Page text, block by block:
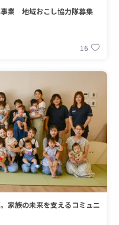
事業 地域おこし協力隊募集
16
家族の未来を支えるコミュニ